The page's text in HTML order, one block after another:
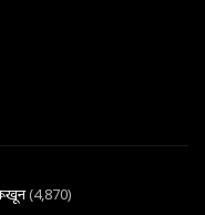
खून(4,870)